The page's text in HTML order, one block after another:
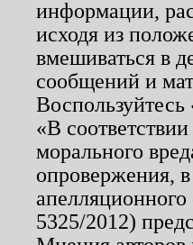
информации,
исходя из
вмешиваться в
сообщений и
«В
морального
опровержения,
5325/2012)